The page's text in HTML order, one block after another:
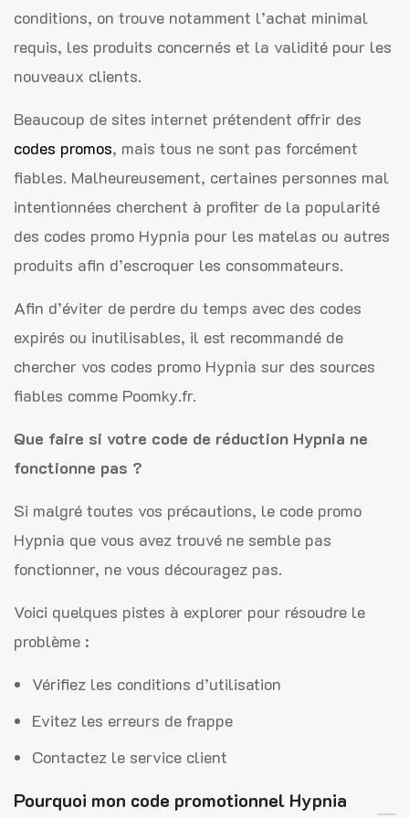
conditions, on trouve notamment l’achat minimal
requis, les produits concernés et la validité pour les
nouveaux clients.
Beaucoup de sites internet prétendent offrir des
codes promos, mais tous ne sont pas forcément
fiables. Malheureusement, certaines personnes mal
intentionnées cherchent à profiter de la popularité
des codes promo Hypnia pour les matelas ou autres
produits afin d’escroquer les consommateurs.
Afin d’éviter de perdre du temps avec des codes
expirés ou inutilisables, il est recommandé de
chercher vos codes promo Hypnia sur des sources
fiables comme Poomky.fr.
Que faire si votre code de réduction Hypnia ne
fonctionne pas ?
Si malgré toutes vos précautions, le code promo
Hypnia que vous avez trouvé ne semble pas
fonctionner, ne vous découragez pas.
Voici quelques pistes à explorer pour résoudre le
problème :
Vérifiez les conditions d’utilisation
Evitez les erreurs de frappe
Contactez le service client
Pourquoi mon code promotionnel Hypnia